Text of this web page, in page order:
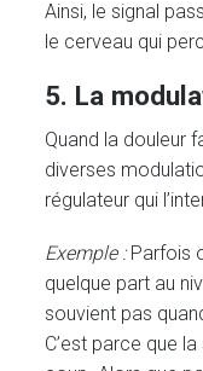
Ainsi, le signal
le cerveau qui
5. La
Quand la douleur
diverses
régulateur qui
Exemple :Parfois
quelque part au
souvient pas
C’est parce que